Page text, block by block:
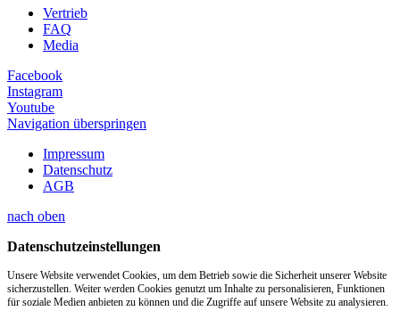
Vertrieb
FAQ
Media
Facebook
Instagram
Youtube
Navigation überspringen
Impressum
Datenschutz
AGB
nach oben
Datenschutzeinstellungen
Unsere Website verwendet Cookies, um dem Betrieb sowie die Sicherheit unserer Website
sicherzustellen. Weiter werden Cookies genutzt um Inhalte zu personalisieren, Funktionen
für soziale Medien anbieten zu können und die Zugriffe auf unsere Website zu analysieren.